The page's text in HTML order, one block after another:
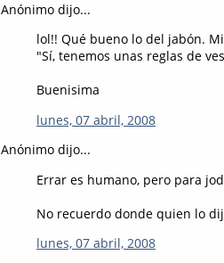
Anónimo dijo...
lol!! Qué bueno lo del jabón.
"Sí, tenemos unas reglas de
Buenisima
lunes, 07 abril, 2008
Anónimo dijo...
Errar es humano, pero para
No recuerdo donde quien lo
lunes, 07 abril, 2008